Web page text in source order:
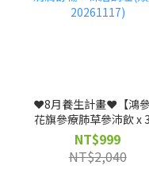
❤️8月養生計畫❤️【鴻參
花旗參療肺草參沛飲 x
(25ml x 10包/盒)｜人蔘
★清潤舒暢、深層調理(
期: 20261117)
NT$999
NT$2,040